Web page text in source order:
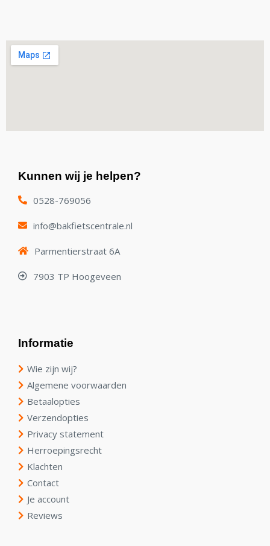
Kunnen wij je helpen?
0528-769056
info@bakfietscentrale.nl
Parmentierstraat 6A
7903 TP Hoogeveen
Informatie
Wie zijn wij?
Algemene voorwaarden
Betaalopties
Verzendopties
Privacy statement
Herroepingsrecht
Klachten
Contact
Je account
Reviews